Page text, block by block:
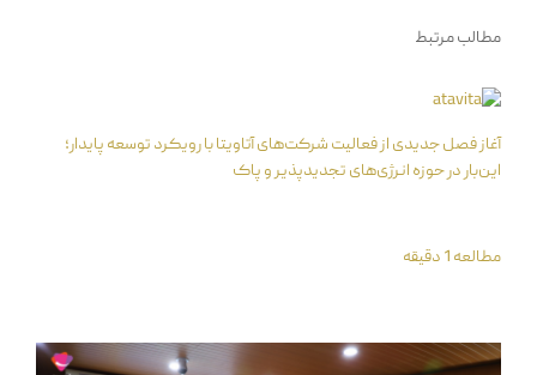
مطالب مرتبط
آغاز فصل جدیدی از فعالیت شرکت‌های آتاویتا با رویکرد توسعه پایدار؛
این‌بار در حوزه انرژی‌های تجدیدپذیر و پاک
مطالعه 1 دقیقه